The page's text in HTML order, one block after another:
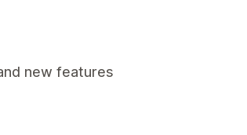
new features